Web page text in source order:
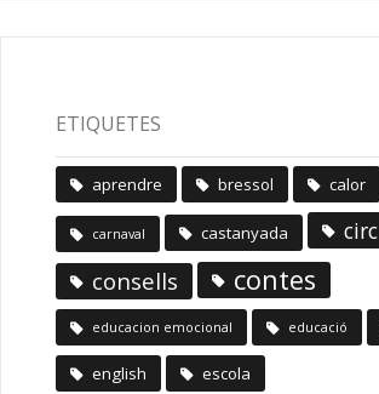
ETIQUETES
aprendre bressol calor
carnaval castanyada circ
consells contes
educacion emocional educació
english escola